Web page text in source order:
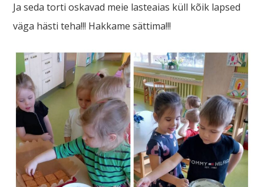
Ja seda torti oskavad meie lasteaias küll kõik lapsed
väga hästi teha!!! Hakkame sättima!!!